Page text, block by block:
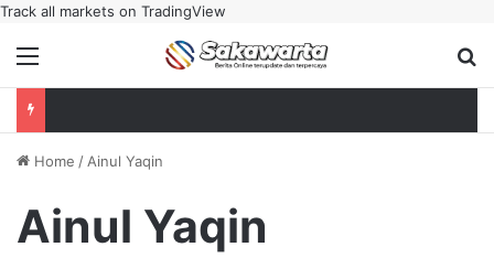
Track all markets on TradingView
Menu
Home /Ainul Yaqin
Ainul Yaqin